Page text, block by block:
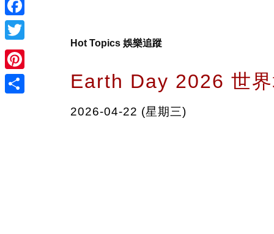
Facebook
Twitter
Pinterest
Hot Topics 娛樂追蹤
Earth Day 2026 世
2026-04-22 (星期三)